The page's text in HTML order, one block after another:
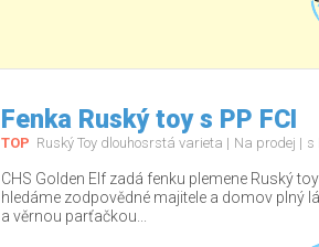
Fenka Ruský toy s PP FCI
TOP Ruský Toy dlouhosrstá varieta Na prodej s
CHS Golden Elf zadá fenku plemene Ruský
hledáme zodpovědné majitele a domov plný
a věrnou parťačkou...